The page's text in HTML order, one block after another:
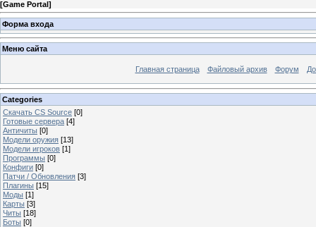
[Game Portal]
Форма входа
Меню сайта
Главная страница Файловый архив Форум
Categories
Скачать CS Source [0]
Готовые сервера [4]
Античиты [0]
Модели оружия [13]
Модели игроков [1]
Программы [0]
Конфиги [0]
Патчи / Обновления [3]
Плагины [15]
Моды [1]
Карты [3]
Читы [18]
Боты [0]